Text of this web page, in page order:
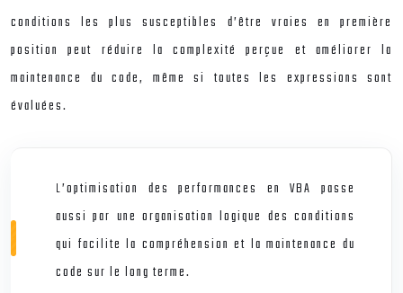
conditions les plus susceptibles d’être vraies en première
position peut réduire la complexité perçue et améliorer la
maintenance du code, même si toutes les expressions sont
évaluées.
L’optimisation des performances en VBA passe
aussi par une organisation logique des conditions
qui facilite la compréhension et la maintenance du
code sur le long terme.